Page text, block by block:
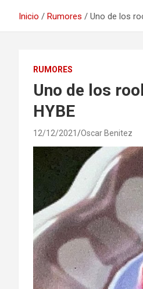
Inicio Rumores Uno de los
RUMORES
Uno de los
HYBE
12/12/2021 Oscar Benitez